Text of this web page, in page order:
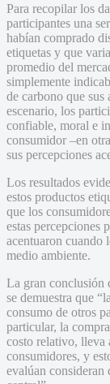
Para recopilar los
participantes una
habían comprado
etiquetas y que
promedio del
simplemente
de carbono que sus
escenario, los
confiable, moral e
consumidor –en
sus percepciones
Los resultados
estos productos
que los
estas percepciones
acentuaron cuando
medio ambiente.
La gran conclusión
se demuestra que
consumo de otros
particular, la
costo relativo, lleva
consumidores, y
evalúan consideran